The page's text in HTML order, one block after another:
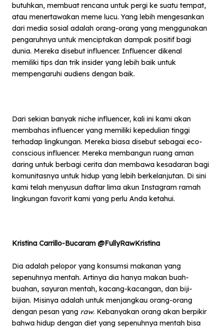
butuhkan, membuat rencana untuk pergi ke suatu tempat,
atau menertawakan meme lucu. Yang lebih mengesankan
dari media sosial adalah orang-orang yang menggunakan
pengaruhnya untuk menciptakan dampak positif bagi
dunia. Mereka disebut influencer. Influencer dikenal
memiliki tips dan trik insider yang lebih baik untuk
mempengaruhi audiens dengan baik.
Dari sekian banyak niche influencer, kali ini kami akan
membahas influencer yang memiliki kepedulian tinggi
terhadap lingkungan. Mereka biasa disebut sebagai eco-
conscious influencer. Mereka membangun ruang aman
daring untuk berbagi cerita dan membawa kesadaran bagi
komunitasnya untuk hidup yang lebih berkelanjutan. Di sini
kami telah menyusun daftar lima akun Instagram ramah
lingkungan favorit kami yang perlu Anda ketahui.
Kristina Carrillo-Bucaram @FullyRawKristina
Dia adalah pelopor yang konsumsi makanan yang
sepenuhnya mentah. Artinya dia hanya makan buah-
buahan, sayuran mentah, kacang-kacangan, dan biji-
bijian. Misinya adalah untuk menjangkau orang-orang
dengan pesan yang raw. Kebanyakan orang akan berpikir
bahwa hidup dengan diet yang sepenuhnya mentah bisa